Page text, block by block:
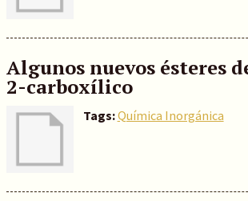
Algunos nuevos ésteres
2-carboxílico
Tags:Química Inorgánica